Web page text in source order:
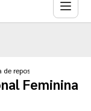
que emagrece
de reposicao hormonal
Feminina